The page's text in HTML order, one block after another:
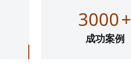
3000+
成功案例